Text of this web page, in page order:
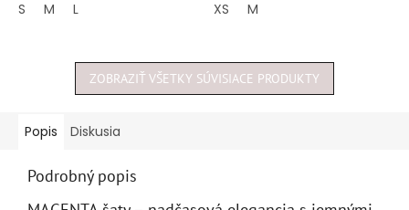
hviezdičiek.
S M L
hviezdičiek.
XS M
ZOBRAZIŤ VŠETKY SÚVISIACE PRODUKTY
Popis Diskusia
Podrobný popis